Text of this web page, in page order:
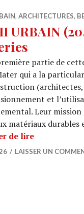
, ARCHITECTURES,
URBAIN
partie de
qui a la
et
Leur
matériaux
de lireARCHI
LAISSER UN